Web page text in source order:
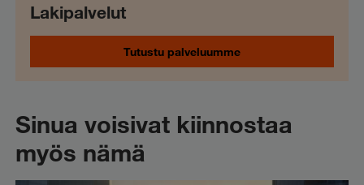
Lakipalvelut
Tutustu palveluumme
Sinua voisivat kiinnostaa
myös nämä